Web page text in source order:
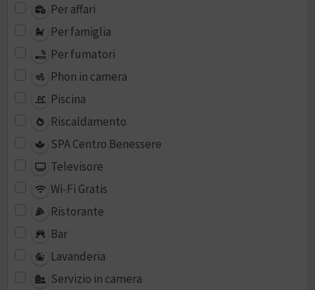
Per affari
Per famiglia
Per fumatori
Phon in camera
Piscina
Riscaldamento
SPA Centro Benessere
Televisore
Wi-Fi Gratis
Ristorante
Bar
Lavanderia
Servizio in camera